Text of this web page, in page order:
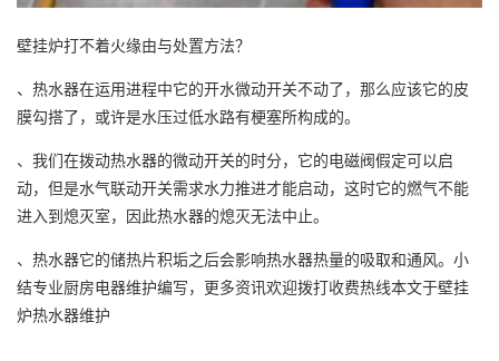
壁挂炉打不着火缘由与处置方法？
、热水器在运用进程中它的开水微动开关不动了，那么应该它的皮
膜勾搭了，或许是水压过低水路有梗塞所构成的。
、我们在拨动热水器的微动开关的时分，它的电磁阀假定可以启
动，但是水气联动开关需求水力推进才能启动，这时它的燃气不能
进入到熄灭室，因此热水器的熄灭无法中止。
、热水器它的储热片积垢之后会影响热水器热量的吸取和通风。小
结专业厨房电器维护编写，更多资讯欢迎拨打收费热线本文于壁挂
炉热水器维护